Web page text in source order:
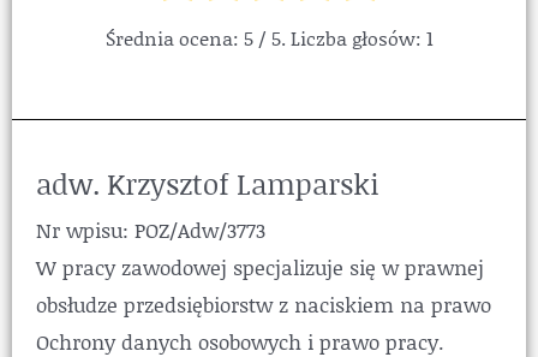
Średnia ocena: 5/ 5. Liczba głosów: 1
adw. Krzysztof Lamparski
Nr wpisu: POZ/Adw/3773
W pracy zawodowej specjalizuje się w prawnej
obsłudze przedsiębiorstw z naciskiem na prawo
Ochrony danych osobowych i prawo pracy.